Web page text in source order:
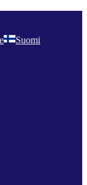
Suomi